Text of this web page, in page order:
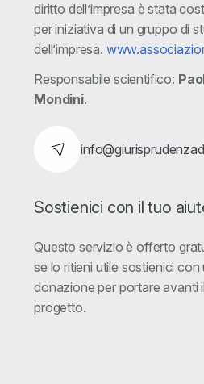
diritto dell’impresa è stata
per iniziativa di un gruppo di
dell’impresa.
Responsabile scientifico:
Mondini.
Sostienici con il tuo
Questo servizio è offerto
se lo ritieni utile sostienici con
donazione per portare avanti
progetto.